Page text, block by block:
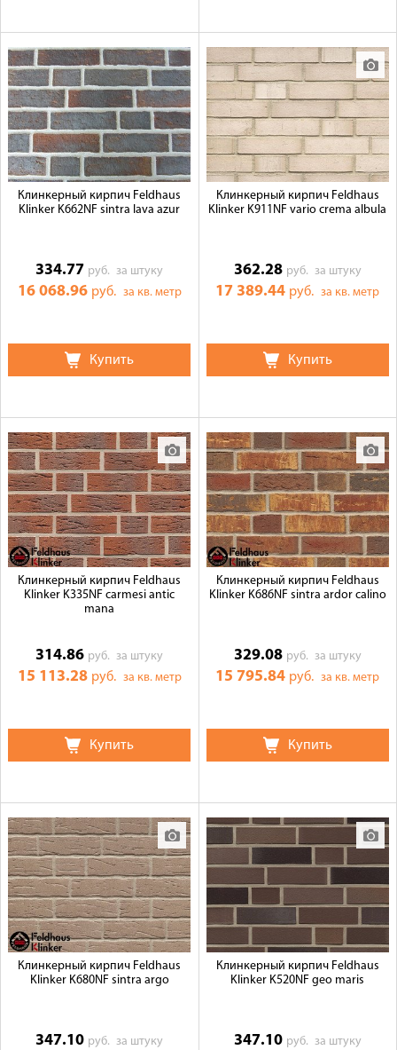
Клинкерный кирпич Feldhaus
Klinker K662NF sintra lava azur
334.77 руб.за штуку
16 068.96 руб. за кв. метр
Купить
Клинкерный кирпич Feldhaus
Klinker K911NF vario crema albula
362.28 руб. за штуку
17 389.44 руб.за кв. метр
Купить
Клинкерный кирпич Feldhaus
Klinker K335NF carmesi antic
mana
314.86 руб.за штуку
15 113.28 руб. за кв. метр
Купить
Клинкерный кирпич Feldhaus
Klinker K686NF sintra ardor calino
329.08 руб. за штуку
15 795.84 руб.за кв. метр
Купить
Клинкерный кирпич Feldhaus
Klinker K680NF sintra argo
347.10 руб.за штуку
Клинкерный кирпич Feldhaus
Klinker K520NF geo maris
347.10 руб. за штуку